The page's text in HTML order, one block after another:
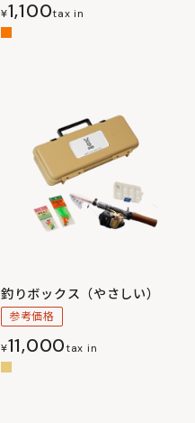
¥1,100tax in
釣りボックス（やさしい）
参考価格
¥11,000tax in